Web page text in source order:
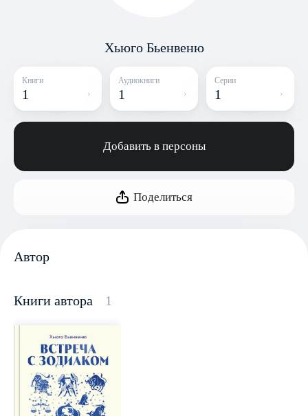
Хьюго Бьенвеню
Книги
1
Аудиокниги
1
Серии
1
Добавить в персоны
Поделиться
Автор
Книги автора 1